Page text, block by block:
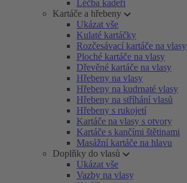
Léčba kadeří
Kartáče a hřebeny
Ukázat vše
Kulaté kartáčky
Rozčesávací kartáče na vlasy
Ploché kartáče na vlasy
Dřevěné kartáče na vlasy
Hřebeny na vlasy
Hřebeny na kudrnaté vlasy
Hřebeny na stříhání vlasů
Hřebeny s rukojetí
Kartáče na vlasy s otvory
Kartáče s kančími štětinami
Masážní kartáče na hlavu
Doplňky do vlasů
Ukázat vše
Vazby na vlasy